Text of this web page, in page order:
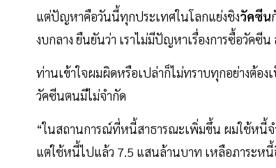
แต่ปัญหาคือวันนี้ทุกประเทศในโลกแย่งชิงวัคซีน
งบกลาง ยืนยันว่า เราไม่มีปัญหาเรื่องการซื้อวัคซี
ท่านเข้าใจผมผิดหรือเปล่าก็ไม่ทราบทุกอย่างต้อ
วัคซีนตนมีไม่จำกัด
“ในสถานการณ์ที่หนี้สาธารณะเพิ่มขึ้น ผมใช้หนี้จ
แต่ใช้หนี้ไปแล้ว 7.5 แสนล้านบาท เหลือภาระห